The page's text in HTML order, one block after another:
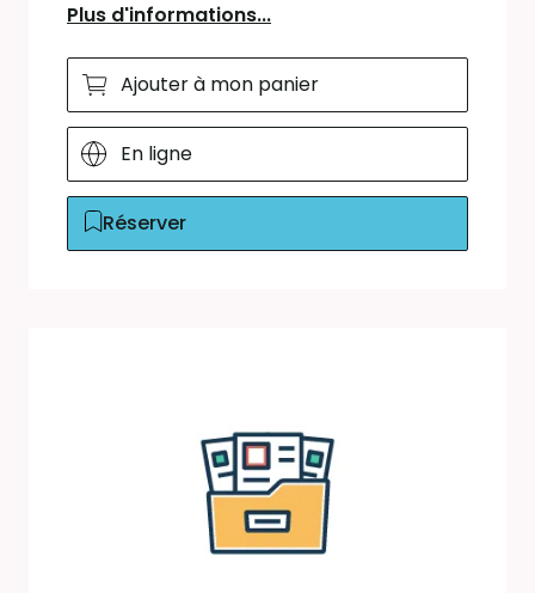
Plus d'informations...
Ajouter à mon panier
En ligne
Réserver